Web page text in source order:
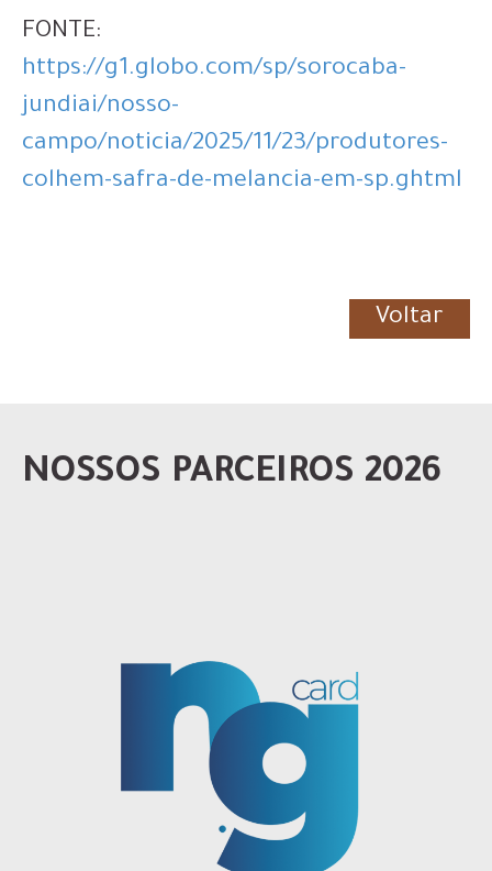
FONTE:
https://g1.globo.com/sp/sorocaba-
jundiai/nosso-
campo/noticia/2025/11/23/produtores-
colhem-safra-de-melancia-em-sp.ghtml
Voltar
NOSSOS PARCEIROS 2026